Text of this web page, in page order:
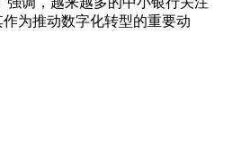
为推动数字化转型的重要动